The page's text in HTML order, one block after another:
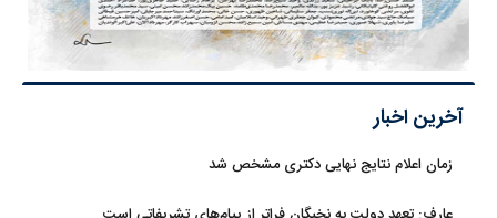
آخرین اخبار
زمان اعلام نتایج نهایی دکتری مشخص شد